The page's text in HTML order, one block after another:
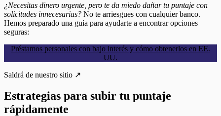
¿Necesitas dinero urgente, pero te da miedo dañar tu puntaje con
solicitudes innecesarias? No te arriesgues con cualquier banco.
Hemos preparado una guía para ayudarte a encontrar opciones
seguras:
Préstamos personales con bajo interés y cómo obtenerlos en EE.
UU.
Saldrá de nuestro sitio ↗
Estrategias para subir tu puntaje
rápidamente